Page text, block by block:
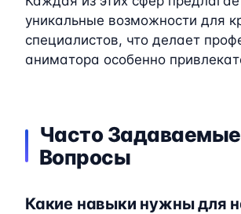
уникальные возможности для
специалистов, что делает
аниматора особенно
Часто Задаваемые
Вопросы
Какие навыки нужны для